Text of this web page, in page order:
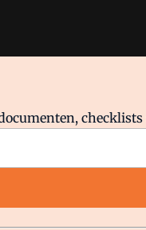
inons manifestwaar VMN
checklists